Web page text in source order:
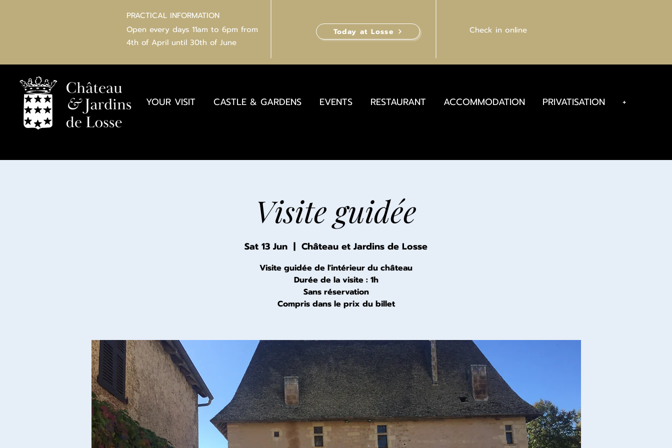
PRACTICAL INFORMATION
Open every days 11am to 6pm from
4th of April until 30th of June
Today at Losse Check in online
YOUR VISIT CASTLE & GARDENS EVENTS RESTAURANT ACCOMMODATION PRIVATISATION +
Visite guidée
Sat 13 Jun
  |
Château et Jardins de Losse
Visite guidée de l'intérieur du château
Durée de la visite : 1h
Sans réservation
Compris dans le prix du billet